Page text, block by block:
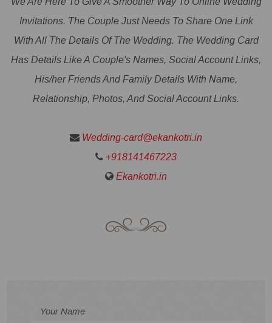
Invitations. The Couple Just Needs To Share One Link
With All The Details Of The Wedding. The Wedding Card
Has Details Like A Couple's Names, Social Account Links,
His/her Friends And Family Details With Name,
Relationship, Photos, And Social Account Links.
Wedding-card@ekankotri.in
+918141467223
Ekankotri.in
Your Name